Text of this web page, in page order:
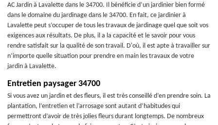
AC Jardin à Lavalette dans le 34700. Il bénéficie d’un jardinier bien formé
dans le domaine du jardinage dans le 34700. En fait, ce jardinier à
Lavalette peut s’occuper de tous les travaux de jardinage quel que soit vos
exigences aux résultats. De plus, il a la capacité et le savoir pour vous
rendre satisfait sur la qualité de son travail. D'où, il est apte à travailler sur
n’importe quelle situation pour prendre en main les travaux de votre
jardin à Lavalette.
Entretien paysager 34700
Si vous avez un jardin et des fleurs, il est très conseillé d’en prendre soin. La
plantation, l’entretien et l’arrosage sont autant d’habitudes qui
permettront d’avoir de très jolies fleurs durant longtemps. De nombreux